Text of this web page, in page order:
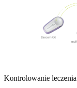
Kontrolowanie